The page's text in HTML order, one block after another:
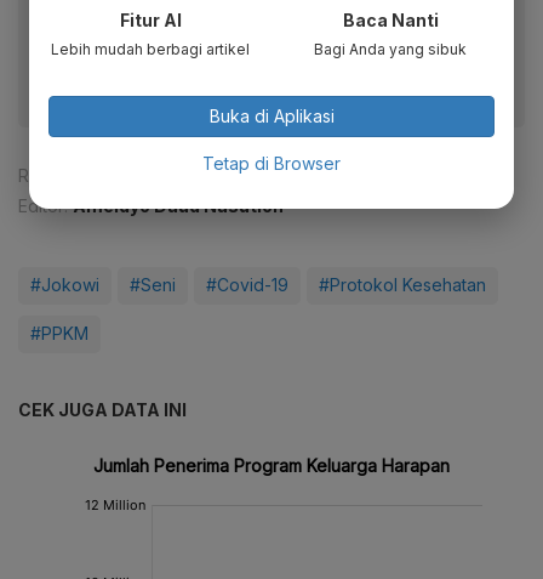
Dapatkan pengalaman membaca lebih nyaman dan nikmati
Reporter:
Editor: Ameidyo Daud Nasution
#Jokowi #Seni #Covid-19 #Protokol Kesehatan
#PPKM
CEK JUGA DATA INI
Fitur AI
Lebih mudah berbagi artikel
Baca Nanti
Bagi Anda yang sibuk
Buka di Aplikasi
Tetap di Browser